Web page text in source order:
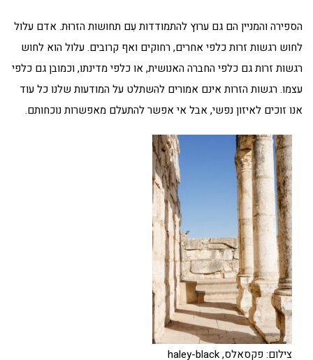
הספירה והמניין הם גם ערוץ להתמודדות עִם תחושות הזרוּת. אדם עלול
לחוש רגשות זרות כלפי אחרים, רחוקים ואף קרובים. עלול הוא לחוש
רגשות זרות גם כלפי החברה האנושית, או כלפי מדינתו, וכמובן גם כלפי
עצמו. רגשות הזרות אינם אמורים להשתלט על המודעות שלנו כל עוד
אנו זוכים לאיזון נפשי, אבל אי אפשר להתעלם מאפשרות נוכחותם.
צילום: פקסאלס, haley-black